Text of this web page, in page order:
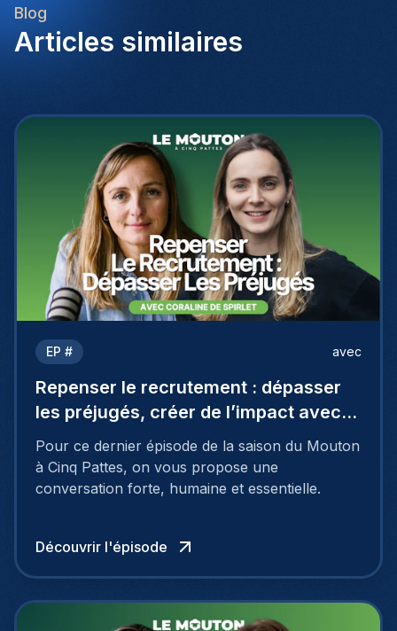
Blog
Articles similaires
EP # avec
Repenser le recrutement : dépasser
les préjugés, créer de l’impact avec
Coraline De Spirlet
Pour ce dernier épisode de la saison du Mouton
à Cinq Pattes, on vous propose une
conversation forte, humaine et essentielle.
Découvrir l'épisode